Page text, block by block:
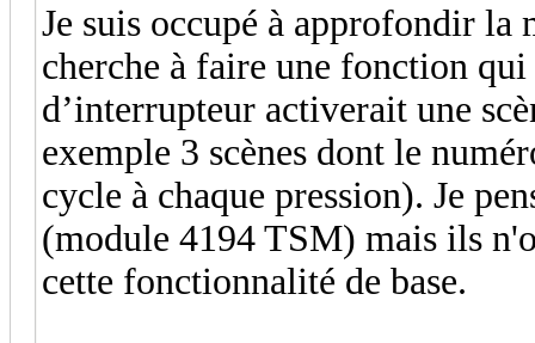
Je suis occupé à approfondir la
cherche à faire une fonction
d’interrupteur activerait une
exemple 3 scènes dont le
cycle à chaque pression). Je
(module 4194 TSM) mais ils
cette fonctionnalité de base.